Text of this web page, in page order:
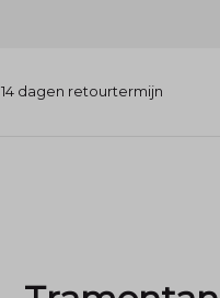
14 dagen retourtermijn